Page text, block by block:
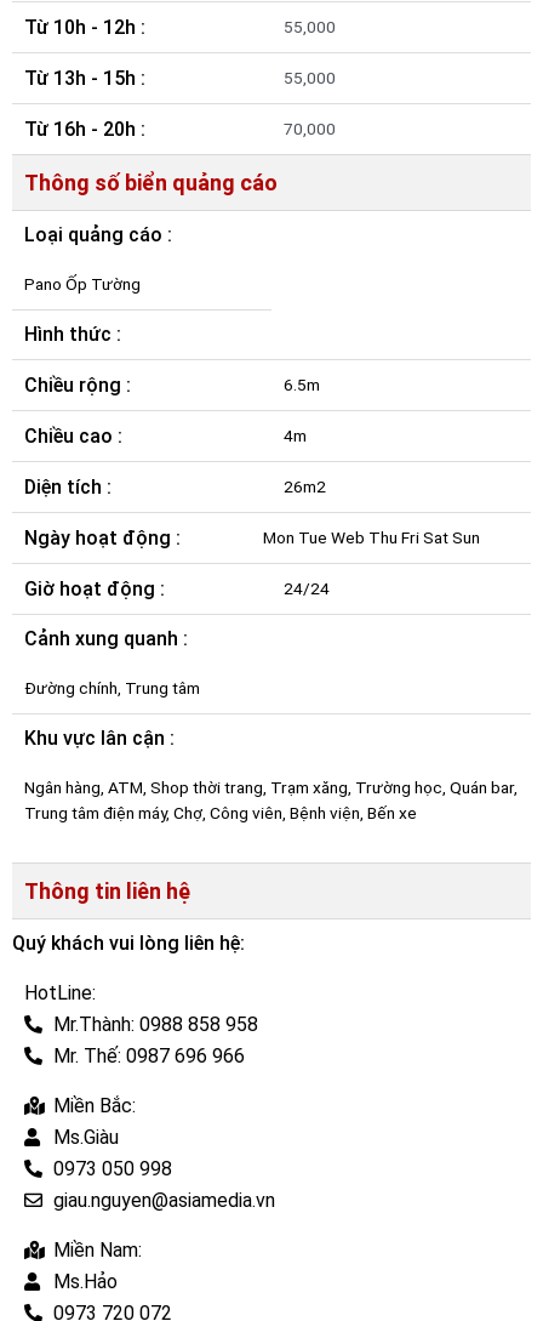
Từ 10h - 12h : 55,000
Từ 13h - 15h : 55,000
Từ 16h - 20h : 70,000
Thông số biển quảng cáo
Loại quảng cáo :
Pano Ốp Tường
Hình thức :
Chiều rộng : 6.5m
Chiều cao : 4m
Diện tích : 26m2
Ngày hoạt động : Mon Tue Web Thu Fri Sat Sun
Giờ hoạt động : 24/24
Cảnh xung quanh :
Đường chính, Trung tâm
Khu vực lân cận :
Ngân hàng, ATM, Shop thời trang, Trạm xăng, Trường học, Quán bar,
Trung tâm điện máy, Chợ, Công viên, Bệnh viện, Bến xe
Thông tin liên hệ
Quý khách vui lòng liên hệ:
HotLine:
Mr.Thành: 0988 858 958
Mr. Thế: 0987 696 966
Miền Bắc:
Ms.Giàu
0973 050 998
giau.nguyen@asiamedia.vn
Miền Nam:
Ms.Hảo
0973 720 072